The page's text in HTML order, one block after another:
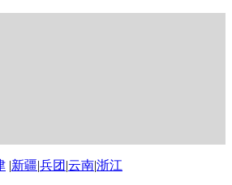
|新疆|兵团 |云南|浙江